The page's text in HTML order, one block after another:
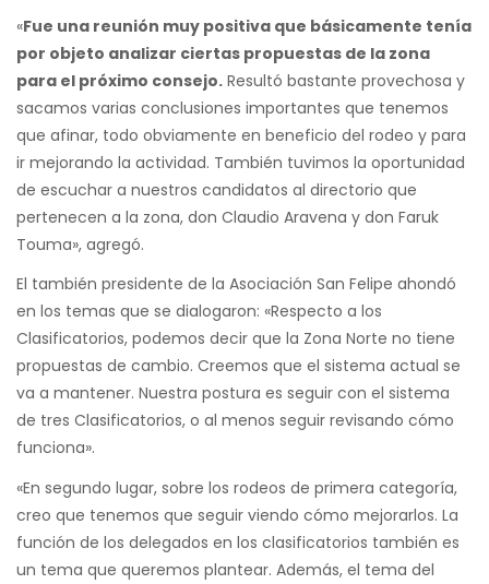
«Fue una reunión muy positiva que básicamente tenía
por objeto analizar ciertas propuestas de la zona
para el próximo consejo. Resultó bastante provechosa y
sacamos varias conclusiones importantes que tenemos
que afinar, todo obviamente en beneficio del rodeo y para
ir mejorando la actividad. También tuvimos la oportunidad
de escuchar a nuestros candidatos al directorio que
pertenecen a la zona, don Claudio Aravena y don Faruk
Touma», agregó.
El también presidente de la Asociación San Felipe ahondó
en los temas que se dialogaron: «Respecto a los
Clasificatorios, podemos decir que la Zona Norte no tiene
propuestas de cambio. Creemos que el sistema actual se
va a mantener. Nuestra postura es seguir con el sistema
de tres Clasificatorios, o al menos seguir revisando cómo
funciona».
«En segundo lugar, sobre los rodeos de primera categoría,
creo que tenemos que seguir viendo cómo mejorarlos. La
función de los delegados en los clasificatorios también es
un tema que queremos plantear. Además, el tema del